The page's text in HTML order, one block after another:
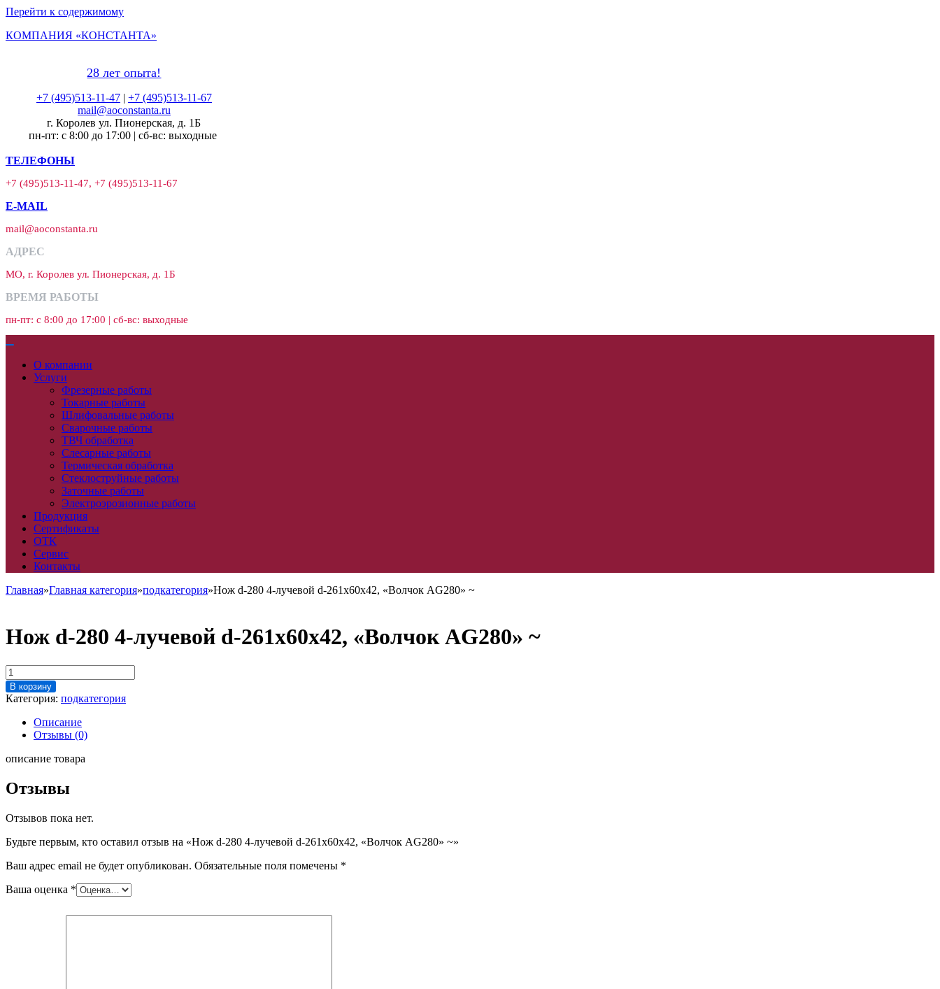
Перейти к содержимому
КОМПАНИЯ «КОНСТАНТА»
28 лет опыта!
+7 (495)513-11-47| +7 (495)513-11-67
mail@aoconstanta.ru
г. Королев ул. Пионерская, д. 1Б
пн-пт: с 8:00 до 17:00 | сб-вс: выходные
ТЕЛЕФОНЫ
+7 (495)513-11-47, +7 (495)513-11-67
E-MAIL
mail@aoconstanta.ru
АДРЕС
МО, г. Королев ул. Пионерская, д. 1Б
ВРЕМЯ РАБОТЫ
пн-пт: с 8:00 до 17:00 | сб-вс: выходные
О компании
Услуги
Фрезерные работы
Токарные работы
Шлифовальные работы
Сварочные работы
ТВЧ обработка
Слесарные работы
Термическая обработка
Стеклоструйные работы
Заточные работы
Электроэрозионные работы
Продукция
Сертификаты
ОТК
Сервис
Контакты
Главная»Главная категория»подкатегория»Нож d-280 4-лучевой d-261х60х42, «Волчок AG280» ~
Нож d-280 4-лучевой d-261х60х42, «Волчок AG280» ~
Количество
товара
Нож
d-
"Волчок
AG280"
В корзину
Категория: подкатегория
Описание
Отзывы (0)
описание товара
Отзывы
Отзывов пока нет.
Будьте первым, кто оставил отзыв на «Нож d-280 4-лучевой d-261х60х42, «Волчок AG280» ~»
Ваш адрес email не будет опубликован. Обязательные поля помечены *
Ваша оценка *